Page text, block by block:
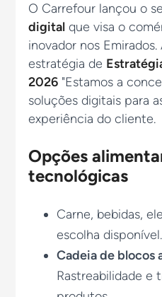
O Carrefour lançou o
digital que visa o
inovador nos
estratégia de
2026 "Estamos a
soluções digitais para
experiência do cliente.
Opções
tecnológicas
Carne, bebidas,
escolha disponível.
Cadeia de blocos
Rastreabilidade e